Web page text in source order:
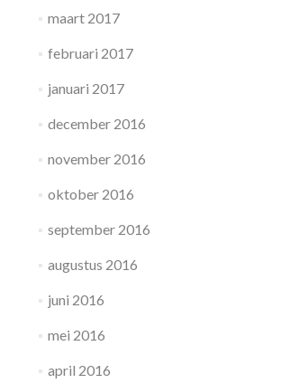
maart 2017
februari 2017
januari 2017
december 2016
november 2016
oktober 2016
september 2016
augustus 2016
juni 2016
mei 2016
april 2016